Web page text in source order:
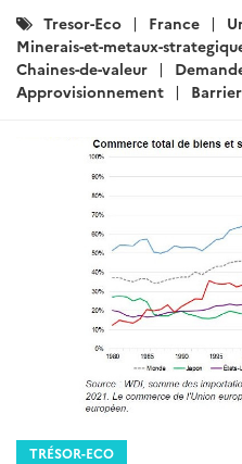
Catégories
:
Tresor-Eco France
Minerais-et-metaux-
Chaines-de-valeur
Approvisionnement
TRÉSOR-ECO